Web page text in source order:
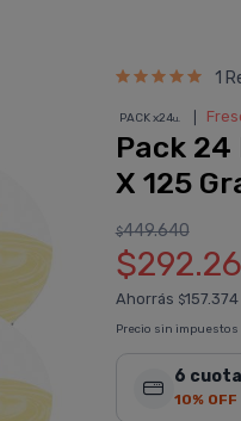
1
PACK x24u.
Pack 24
X 125
$449.640
Ahorrás $157.374|
Precio sin
6
10% OFF